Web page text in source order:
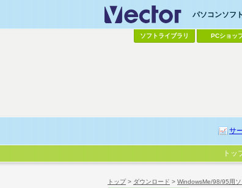
トップ> ダウンロード > WindowsMe/98/95用ソ
パソコンソフ
ソフトライブラリ PCショッ
サ
トッ